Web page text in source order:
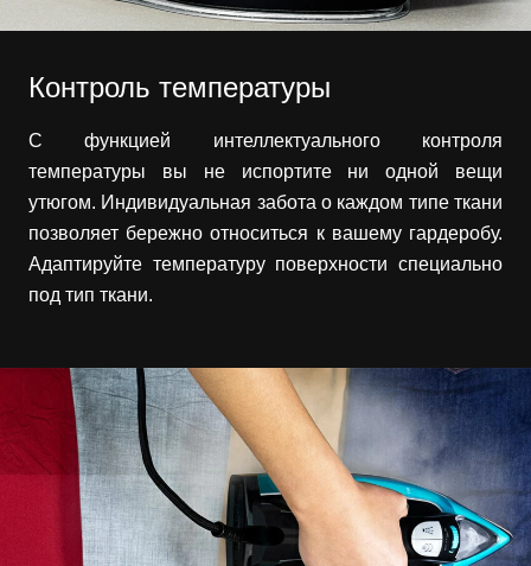
Контроль температуры
С функцией интеллектуального контроля
температуры вы не испортите ни одной вещи
утюгом. Индивидуальная забота о каждом типе ткани
позволяет бережно относиться к вашему гардеробу.
Адаптируйте температуру поверхности специально
под тип ткани.